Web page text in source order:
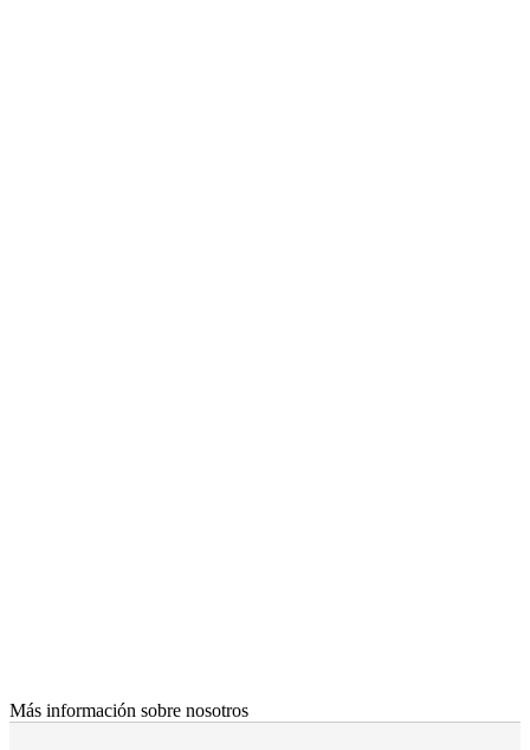
Más información sobre nosotros